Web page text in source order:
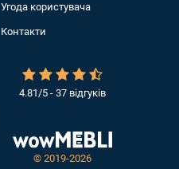
© 2019-2026
4.81/5 - 37 відгуків
Угода користувача
Контакти